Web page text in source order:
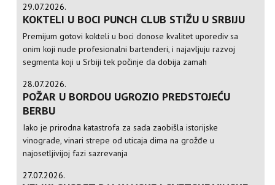
29.07.2026.
KOKTELI U BOCI PUNCH CLUB STIŽU U SRBIJU
Premijum gotovi kokteli u boci donose kvalitet uporediv sa
onim koji nude profesionalni bartenderi, i najavljuju razvoj
segmenta koji u Srbiji tek počinje da dobija zamah
28.07.2026.
POŽAR U BORDOU UGROZIO PREDSTOJEĆU
BERBU
Iako je prirodna katastrofa za sada zaobišla istorijske
vinograde, vinari strepe od uticaja dima na grožđe u
najosetljivijoj fazi sazrevanja
27.07.2026.